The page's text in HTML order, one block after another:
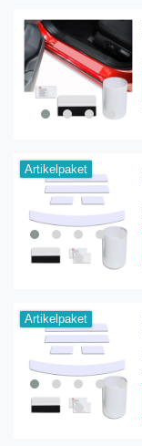
Artikelpaket
Artikelpaket